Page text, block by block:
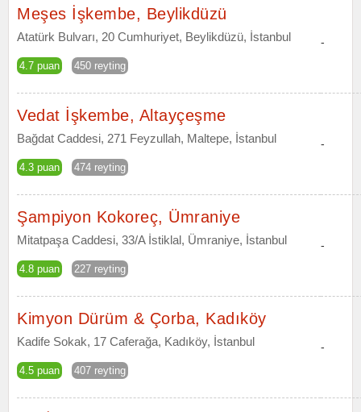
Meşes İşkembe, Beylikdüzü
Atatürk Bulvarı, 20 Cumhuriyet, Beylikdüzü, İstanbul
4.7 puan 450 reyting
-
Vedat İşkembe, Altayçeşme
Bağdat Caddesi, 271 Feyzullah, Maltepe, İstanbul
4.3 puan 474 reyting
-
Şampiyon Kokoreç, Ümraniye
Mitatpaşa Caddesi, 33/A İstiklal, Ümraniye, İstanbul
4.8 puan 227 reyting
-
Kimyon Dürüm & Çorba, Kadıköy
Kadife Sokak, 17 Caferağa, Kadıköy, İstanbul
4.5 puan 407 reyting
-